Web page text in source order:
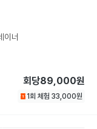
이너
회당89,000원
1회 체험 33,000원